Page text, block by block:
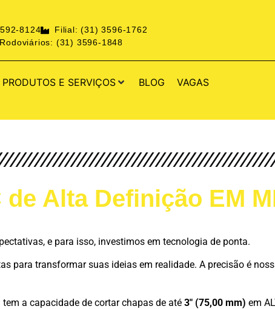
8124
Filial: (31) 3596-1762
(31) 3596-1848
PRODUTOS E SERVIÇOS BLOG
VAGAS
Alta Definição EM
e para isso, investimos em tecnologia de ponta.
para transformar suas ideias em realidade. A precisão é
a capacidade de cortar chapas de até 3″ (75,00 mm) em